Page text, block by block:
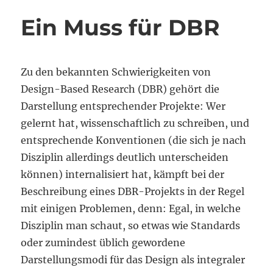
Ein Muss für DBR
Zu den bekannten Schwierigkeiten von
Design-Based Research (DBR) gehört die
Darstellung entsprechender Projekte: Wer
gelernt hat, wissenschaftlich zu schreiben, und
entsprechende Konventionen (die sich je nach
Disziplin allerdings deutlich unterscheiden
können) internalisiert hat, kämpft bei der
Beschreibung eines DBR-Projekts in der Regel
mit einigen Problemen, denn: Egal, in welche
Disziplin man schaut, so etwas wie Standards
oder zumindest üblich gewordene
Darstellungsmodi für das Design als integraler